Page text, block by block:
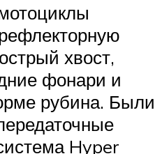
хвост,
фонари и
рубина. Были
Hyper